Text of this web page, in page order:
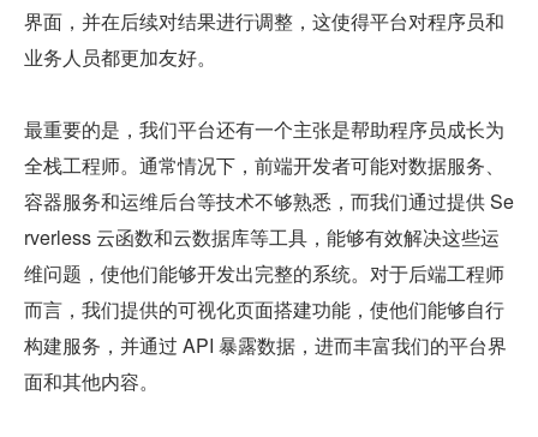
界面，并在后续对结果进行调整，这使得平台对程序员和
业务人员都更加友好。
最重要的是，我们平台还有一个主张是帮助程序员成长为
全栈工程师。通常情况下，前端开发者可能对数据服务、
容器服务和运维后台等技术不够熟悉，而我们通过提供 Se
rverless 云函数和云数据库等工具，能够有效解决这些运
维问题，使他们能够开发出完整的系统。对于后端工程师
而言，我们提供的可视化页面搭建功能，使他们能够自行
构建服务，并通过 API 暴露数据，进而丰富我们的平台界
面和其他内容。